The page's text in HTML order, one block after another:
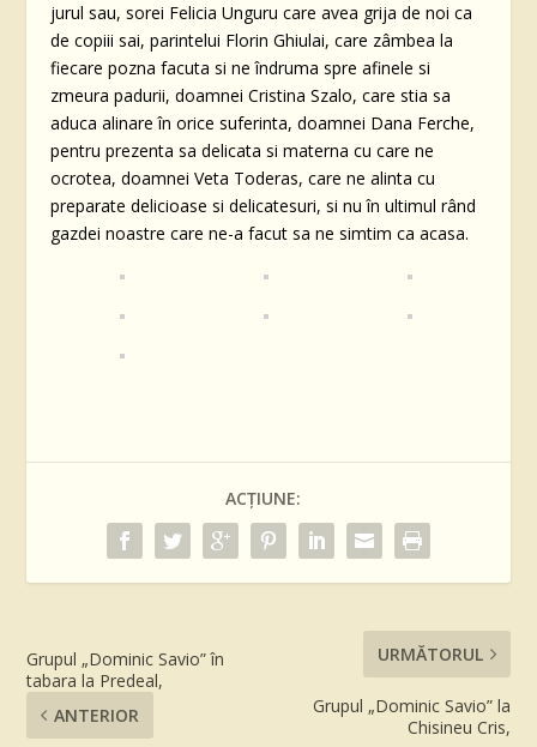
jurul sau, sorei Felicia Unguru care avea grija de noi ca
de copiii sai, parintelui Florin Ghiulai, care zâmbea la
fiecare pozna facuta si ne îndruma spre afinele si
zmeura padurii, doamnei Cristina Szalo, care stia sa
aduca alinare în orice suferinta, doamnei Dana Ferche,
pentru prezenta sa delicata si materna cu care ne
ocrotea, doamnei Veta Toderas, care ne alinta cu
preparate delicioase si delicatesuri, si nu în ultimul rând
gazdei noastre care ne-a facut sa ne simtim ca acasa.
ACȚIUNE:
Grupul „Dominic Savio” în
tabara la Predeal,
ANTERIOR
URMĂTORUL
Grupul „Dominic Savio” la
Chisineu Cris,